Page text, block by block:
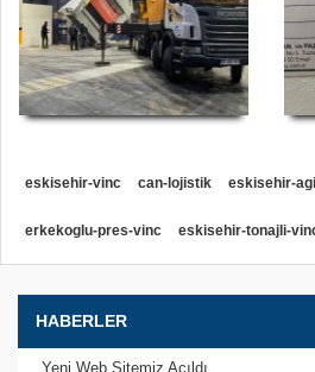
eskisehir-vinc can-lojistik eskisehir-
erkekoglu-pres-vinc eskisehir-tonajli-
HABERLER
Yeni Web Sitemiz Açıldı